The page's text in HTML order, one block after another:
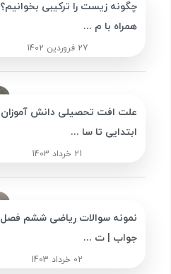
چگونه زیست را ترکیبی بخوانیم؟
همراه با م ...
27 فروردین 1402
علت افت تحصیلی دانش آموزان
ابتدایی تا سا ...
21 خرداد 1403
جواب | ت ...
02 خرداد 1403